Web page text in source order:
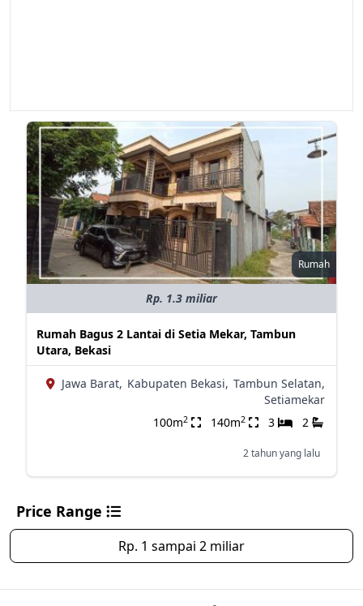
Rumah
Rp. 1.3 miliar
Rumah Bagus 2 Lantai di Setia Mekar, Tambun
Utara, Bekasi
Jawa Barat, Kabupaten Bekasi, Tambun Selatan,
Setiamekar
100m2 140m2 3 2
2 tahun yang lalu
Price Range
Rp. 1 sampai 2 miliar